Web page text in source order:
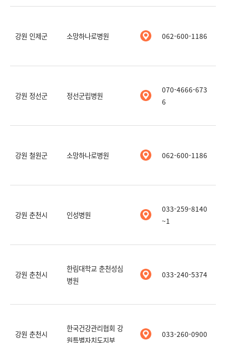
강원 인제군 소망하나로병원 062-600-1186
강원 정선군 정선군립병원
070-4666-673
6
강원 철원군 소망하나로병원 062-600-1186
강원 춘천시 인성병원
033-259-8140
~1
강원 춘천시
한림대학교 춘천성심
병원
033-240-5374
강원 춘천시
한국건강관리협회 강
원특별자치도지부
033-260-0900